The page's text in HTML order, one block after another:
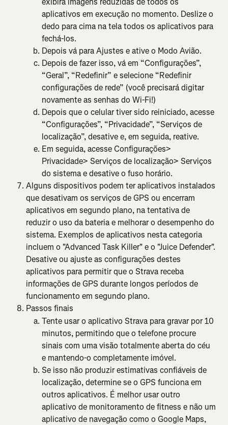
aplicativos em execução no momento. Deslize o
dedo para cima na tela todos os aplicativos para
fechá-los.
Depois vá para Ajustes e ative o Modo Avião.
Depois de fazer isso, vá em “Configurações”,
“Geral”, “Redefinir” e selecione “Redefinir
configurações de rede” (você precisará digitar
novamente as senhas do Wi-Fi!)
Depois que o celular tiver sido reiniciado, acesse
“Configurações”, “Privacidade”, “Serviços de
localização”, desative e, em seguida, reative.
Em seguida, acesse Configurações>
Privacidade> Serviços de localização> Serviços
do sistema e desative o fuso horário.
Alguns dispositivos podem ter aplicativos instalados
que desativam os serviços de GPS ou encerram
aplicativos em segundo plano, na tentativa de
reduzir o uso da bateria e melhorar o desempenho do
sistema. Exemplos de aplicativos nesta categoria
incluem o "Advanced Task Killer" e o "Juice Defender".
Desative ou ajuste as configurações destes
aplicativos para permitir que o Strava receba
informações de GPS durante longos períodos de
funcionamento em segundo plano.
Passos finais
Tente usar o aplicativo Strava para gravar por 10
minutos, permitindo que o telefone procure
sinais com uma visão totalmente aberta do céu
e mantendo-o completamente imóvel.
Se isso não produzir estimativas confiáveis de
localização, determine se o GPS funciona em
outros aplicativos. É melhor usar outro
aplicativo de monitoramento de fitness e não um
aplicativo de navegação como o Google Maps,